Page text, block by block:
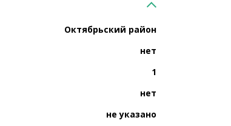
Октябрьский район
нет
1
нет
не указано